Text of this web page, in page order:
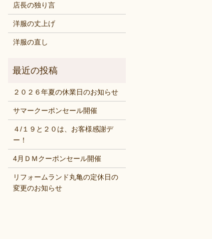
店長の独り言
洋服の丈上げ
洋服の直し
２０２６年夏の休業日のお知らせ
サマークーポンセール開催
４/１９と２０は、お客様感謝デ
ー！
4月ＤＭクーポンセール開催
リフォームランド丸亀の定休日の
変更のお知らせ